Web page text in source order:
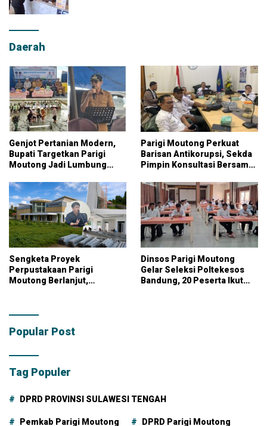
Daerah
Genjot Pertanian Modern,
Bupati Targetkan Parigi
Moutong Jadi Lumbung
Parigi Moutong Perkuat
Barisan Antikorupsi, Sekda
Pimpin Konsultasi Bersama
Sengketa Proyek
Perpustakaan Parigi
Moutong Berlanjut,
dengan Dana Pribadi
Dinsos Parigi Moutong
Gelar Seleksi Poltekesos
Bandung, 20 Peserta Ikut
Popular Post
Tag Populer
DPRD PROVINSI SULAWESI TENGAH
Pemkab Parigi Moutong DPRD Parigi Moutong